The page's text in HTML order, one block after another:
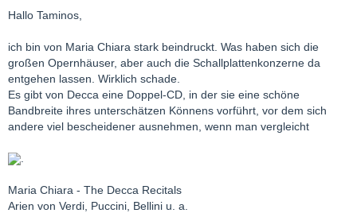
Hallo Taminos,
ich bin von Maria Chiara stark beindruckt. Was haben sich die
großen Opernhäuser, aber auch die Schallplattenkonzerne da
entgehen lassen. Wirklich schade.
Es gibt von Decca eine Doppel-CD, in der sie eine schöne
Bandbreite ihres unterschätzen Könnens vorführt, vor dem sich
andere viel bescheidener ausnehmen, wenn man vergleicht
Maria Chiara - The Decca Recitals
Arien von Verdi, Puccini, Bellini u. a.